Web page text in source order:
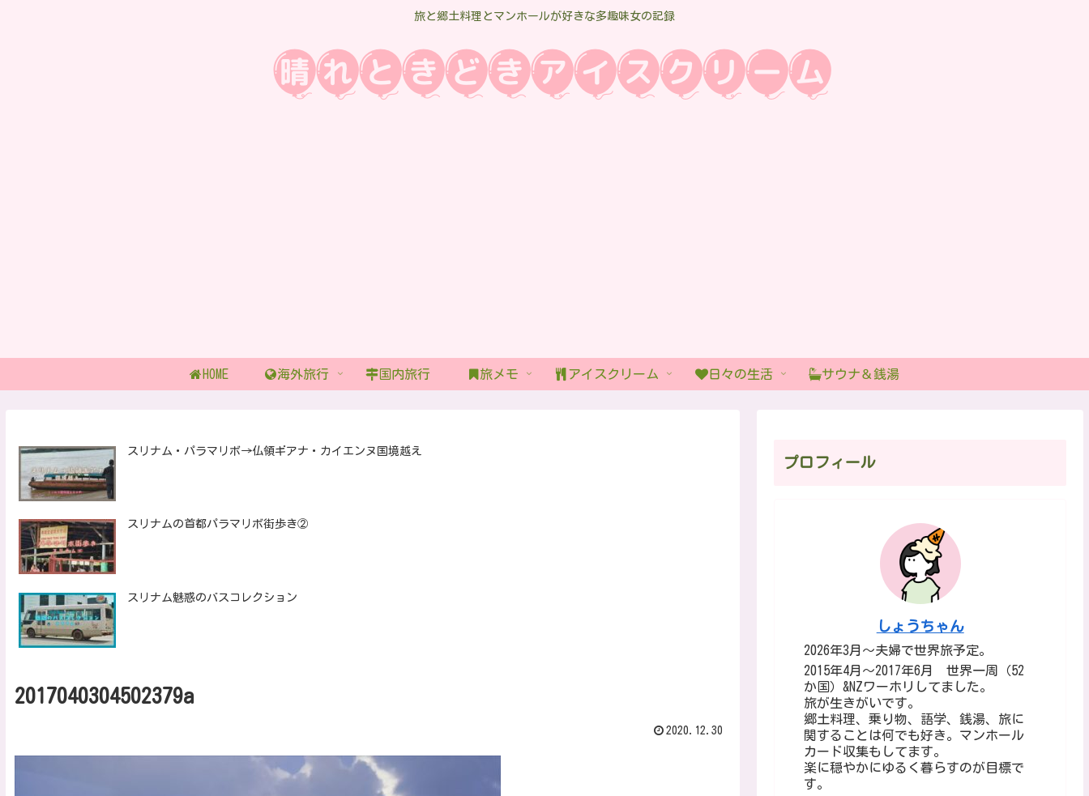
旅と郷土料理とマンホールが好きな多趣味女の記録
HOME 海外旅行 国内旅行 旅メモ アイスクリーム 日々の生活 サウナ＆銭湯
スリナム・パラマリボ→仏領ギアナ・カイエンヌ国境越え
スリナムの首都パラマリボ街歩き②
スリナム魅惑のバスコレクション
2017040304502379a
2020.12.30
プロフィール
しょうちゃん
2026年3月～夫婦で世界旅予定。
2015年4月～2017年6月 世界一周（52
か国）&NZワーホリしてました。
旅が生きがいです。
郷土料理、乗り物、語学、銭湯、旅に
関することは何でも好き。マンホール
カード収集もしてます。
楽に穏やかにゆるく暮らすのが目標で
す。